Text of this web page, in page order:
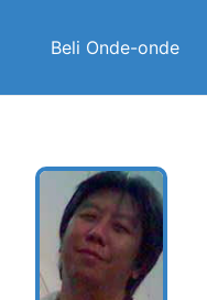
Beli Onde-onde